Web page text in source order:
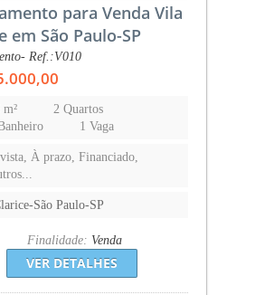
para Venda Vila
em São Paulo-SP
Ref.:V010
m²
2 Quartos
1 Vaga
À prazo, Financiado,
São Paulo-SP
Finalidade: Venda
VER DETALHES